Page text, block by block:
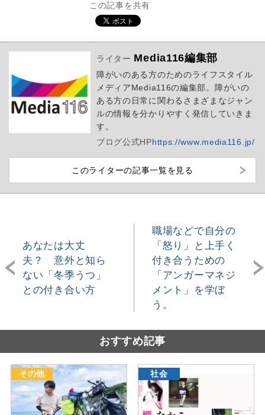
この記事を共有
ライター Media116編集部
障がいのある方のためのライフスタイル
メディアMedia116の編集部。障がいの
ある方の日常に関わるさまざまなジャン
ルの情報を分かりやすく発信していきま
す。
ブログ公式HPhttps://www.media116.jp/
このライターの記事一覧を見る
あなたは大丈
夫？ 意外と知ら
ない「冬季うつ」
との付き合い方
職場などで自分の
「怒り」と上手く
付き合うための
「アンガーマネジ
メント」を学ぼ
う。
おすすめ記事
その他 社会